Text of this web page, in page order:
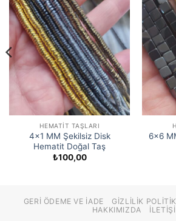
HEMATIT TAŞLARI
4×1 MM Şekilsiz Disk
Hematit Doğal Taş
₺100,00
6×6
GERI ÖDEME VE İADE GIZLILIK
HAKKIMIZDA